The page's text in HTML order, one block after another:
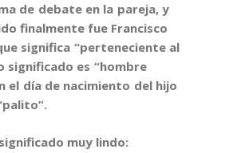
de debate en la pareja, y
finalmente fue Francisco
significa “perteneciente al
significado es “hombre
el día de nacimiento del hijo
.
muy lindo: